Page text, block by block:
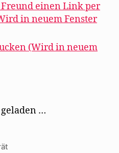
einen Link per
in neuem Fenster
(Wird in neuem
…